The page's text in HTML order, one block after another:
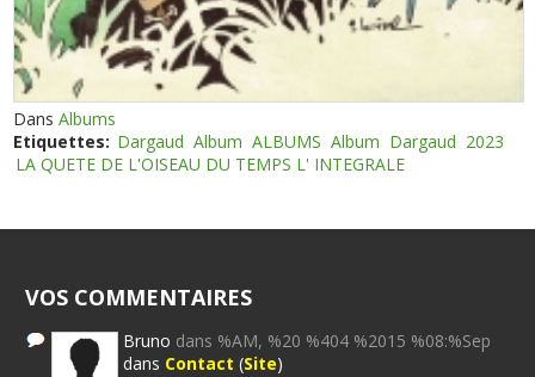
DansAlbums
Etiquettes: Dargaud Album ALBUMS Album Dargaud 2023
LA QUETE DE L'OISEAU DU TEMPS L' INTEGRALE
VOS COMMENTAIRES
Bruno dans %AM, %20 %404 %2015 %08:%Sep
dans Contact (Site)